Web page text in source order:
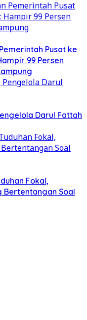
Pusat ke
99 Persen
Darul Fattah
Fokal,
Bertentangan Soal